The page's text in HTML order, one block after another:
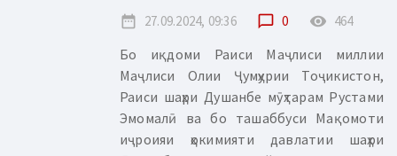
date_range 27.09.2024, 09:36 chat_bubble_outline 0 remove_red_eye 464
Бо иқдоми Раиси Маҷлиси миллии
Маҷлиси Олии Ҷумҳурии Тоҷикистон,
Раиси шаҳри Душанбе мӯҳтарам Рустами
Эмомалӣ ва бо ташаббуси Мақомоти
иҷроияи ҳокимияти давлатии шаҳри